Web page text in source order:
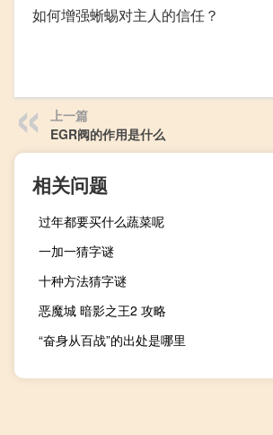
如何增强蜥蜴对主人的信任？
上一篇
EGR阀的作用是什么
相关问题
过年都要买什么蔬菜呢
一加一猜字谜
十种方法猜字谜
恶魔城 暗影之王2 攻略
“奋身从百战”的出处是哪里